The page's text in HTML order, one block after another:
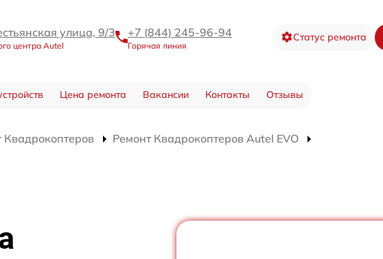
улица, 9/3
центра Autel
+7 (844) 245-96-94
Горячая линия
Статус ремонта
Цена ремонта Вакансии Контакты Отзывы
Квадрокоптеров
Ремонт Квадрокоптеров Autel EVO